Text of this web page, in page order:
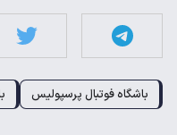
باشگاه فوتبال پرسپولیس